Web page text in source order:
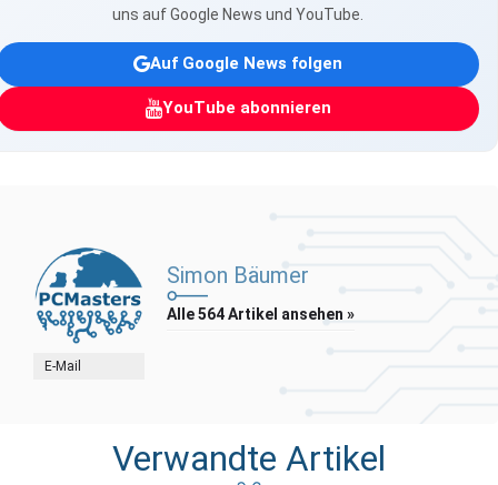
uns auf Google News und YouTube.
Auf Google News folgen
YouTube abonnieren
E-Mail
Simon Bäumer
Alle 564 Artikel ansehen »
Verwandte Artikel